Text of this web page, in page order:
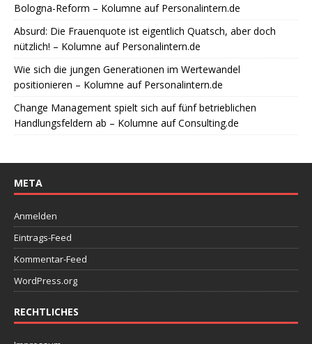
Bologna-Reform – Kolumne auf Personalintern.de
Absurd: Die Frauenquote ist eigentlich Quatsch, aber doch
nützlich! – Kolumne auf Personalintern.de
Wie sich die jungen Generationen im Wertewandel
positionieren – Kolumne auf Personalintern.de
Change Management spielt sich auf fünf betrieblichen
Handlungsfeldern ab – Kolumne auf Consulting.de
META
Anmelden
Eintrags-Feed
Kommentar-Feed
WordPress.org
RECHTLICHES